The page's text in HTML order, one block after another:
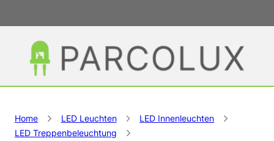
Home LED Leuchten
LED Innenleuchten
LED Treppenbeleuchtung